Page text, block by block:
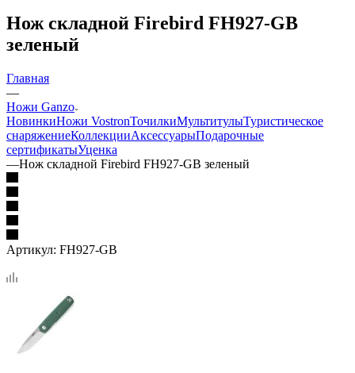
Нож складной Firebird FH927-GB
зеленый
Главная
—
Ножи Ganzo
НовинкиНожи VostronТочилкиМультитулыТуристическое
снаряжениеКоллекцииАксессуарыПодарочные
сертификатыУценка
—Нож складной Firebird FH927-GB зеленый
Артикул: FH927-GB